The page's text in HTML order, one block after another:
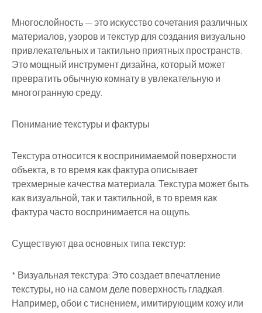
Многослойность — это искусство сочетания различных
материалов, узоров и текстур для создания визуально
привлекательных и тактильно приятных пространств.
Это мощный инструмент дизайна, который может
превратить обычную комнату в увлекательную и
многогранную среду.
Понимание текстуры и фактуры
Текстура относится к воспринимаемой поверхности
объекта, в то время как фактура описывает
трехмерные качества материала. Текстура может быть
как визуальной, так и тактильной, в то время как
фактура часто воспринимается на ощупь.
Существуют два основных типа текстур:
* Визуальная текстура: Это создает впечатление
текстуры, но на самом деле поверхность гладкая.
Например, обои с тиснением, имитирующим кожу или